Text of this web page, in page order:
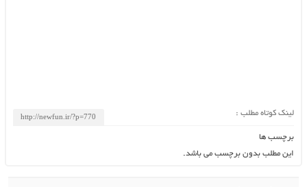
لینک کوتاه مطلب :
برچسب ها
این مطلب بدون برچسب می باشد.